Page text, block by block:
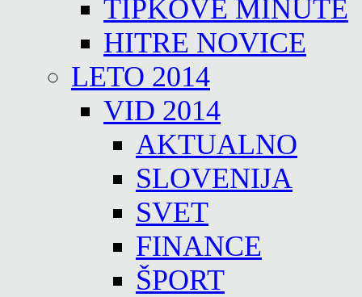
TIPKOVE MINUTE
HITRE NOVICE
LETO 2014
VID 2014
AKTUALNO
SLOVENIJA
SVET
FINANCE
ŠPORT